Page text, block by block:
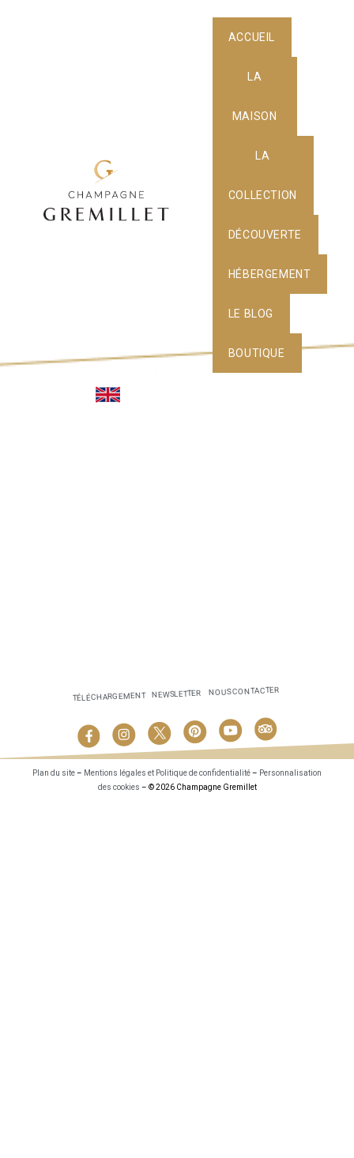
ACCUEIL
LA
MAISON
LA
COLLECTION
DÉCOUVERTE
HÉBERGEMENT
LE BLOG
BOUTIQUE
TÉLÉCHARGEMENT NEWSLETTER NOUS CONTACTER
Plan du site– Mentions légales et Politique de confidentialité– Personnalisation
des cookies – © 2026 Champagne Gremillet